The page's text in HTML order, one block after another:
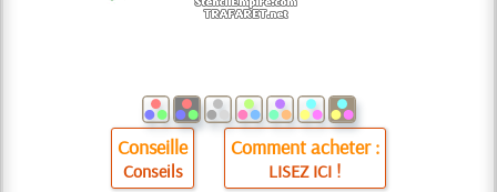
Conseille
Conseils
Comment acheter :
LISEZ ICI !